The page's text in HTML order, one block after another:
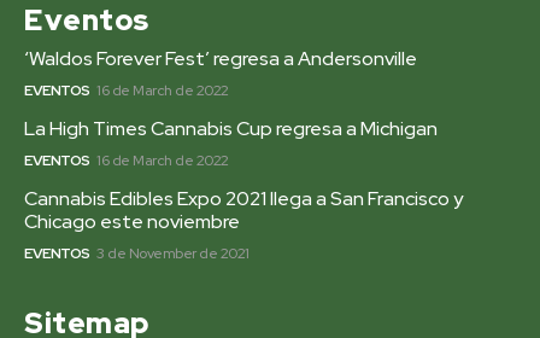
Eventos
‘Waldos Forever Fest’ regresa a Andersonville
EVENTOS 16 de March de 2022
La High Times Cannabis Cup regresa a Michigan
EVENTOS 16 de March de 2022
Cannabis Edibles Expo 2021 llega a San Francisco y
Chicago este noviembre
EVENTOS 3 de November de 2021
Sitemap